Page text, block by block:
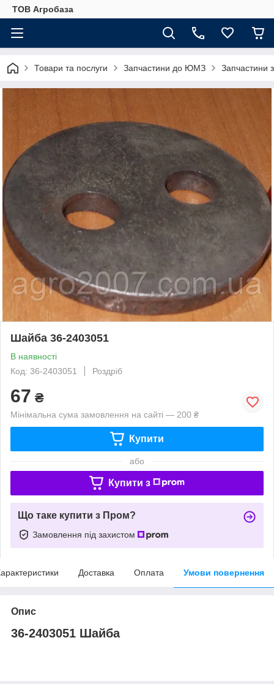
ТОВ Агробаза
Товари та послуги Запчастини до ЮМЗ Запчастини
Шайба 36-2403051
В наявності
Код: 36-2403051
Роздріб
67 ₴
Мінімальна сума замовлення на сайті — 200 ₴
Купити
або
Купити з
Що таке купити з Пром?
Замовлення під захистом
Доставка Оплата Умови повернення
Опис
36-2403051 Шайба